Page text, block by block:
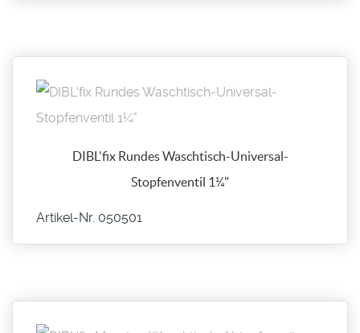
DIBL'fix Rundes Waschtisch-Universal-
Stopfenventil 1¼"
Artikel-Nr. 050501